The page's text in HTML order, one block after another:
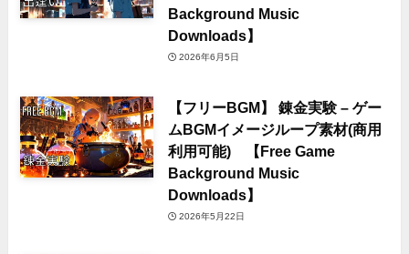
Background Music
Downloads】
2026年6月5日
【フリーBGM】 錬金実験 – ゲー
ムBGMイメージループ素材(商用
利用可能) 【Free Game
Background Music
Downloads】
2026年5月22日